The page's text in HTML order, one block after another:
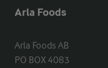
Arla Foods
Arla Foods AB
PO BOX 4083